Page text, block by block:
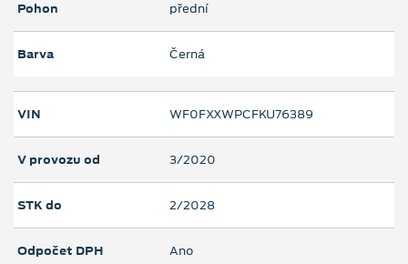
Pohon přední
Barva Černá
VIN WF0FXXWPCFKU76389
V provozu od 3/2020
STK do 2/2028
Odpočet DPH Ano